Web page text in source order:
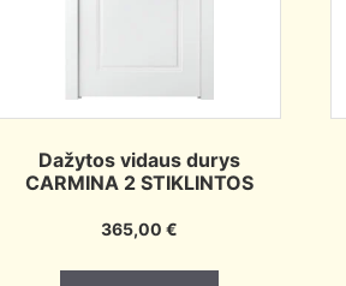
Dažytos vidaus durys
CARMINA 2 STIKLINTOS
365,00 €